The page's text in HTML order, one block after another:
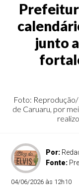
junto
Foto:
de Caruaru, por
Por:
Fonte:
04/06/2026 às 12h10